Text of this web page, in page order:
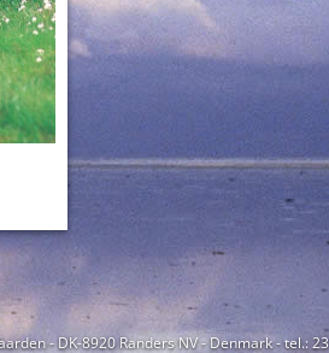
- DK-8920 Randers NV - Denmark - tel.: